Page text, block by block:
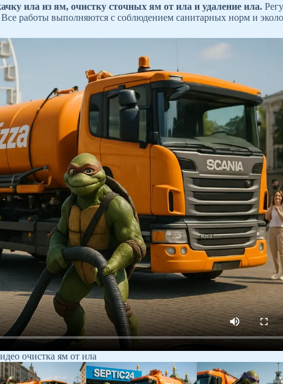
ила из ям, очистку сточных ям от ила и удаление ила.
работы выполняются с соблюдением санитарных норм и
очистка ям от ила